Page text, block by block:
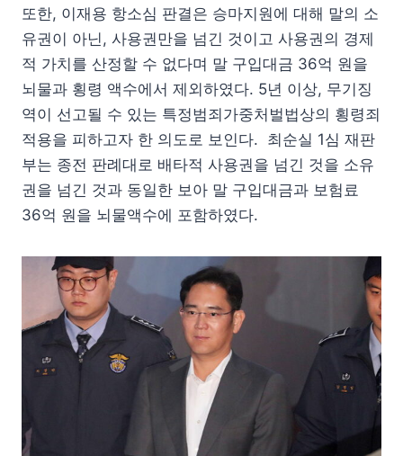
또한, 이재용 항소심 판결은 승마지원에 대해 말의 소
유권이 아닌, 사용권만을 넘긴 것이고 사용권의 경제
적 가치를 산정할 수 없다며 말 구입대금 36억 원을
뇌물과 횡령 액수에서 제외하였다. 5년 이상, 무기징
역이 선고될 수 있는 특정범죄가중처벌법상의 횡령죄
적용을 피하고자 한 의도로 보인다. 최순실 1심 재판
부는 종전 판례대로 배타적 사용권을 넘긴 것을 소유
권을 넘긴 것과 동일한 보아 말 구입대금과 보험료
36억 원을 뇌물액수에 포함하였다.